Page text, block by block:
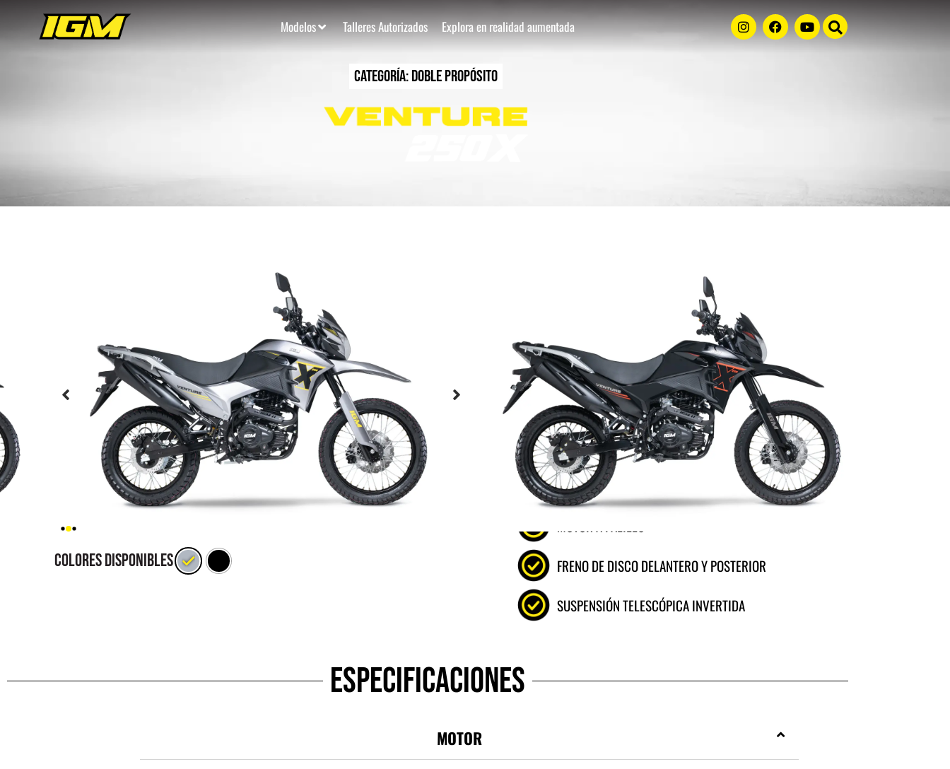
Modelos Talleres Autorizados Explora en realidad aumentada
Categoría:Doble Propósito
Colores Disponibles
La Venture 250X te invita a desafiar cada camino y sentir la libertad en
su máxima expresión. Con motor 230 cc, arranque eléctrico y
transmisión de 5 velocidades, domina cualquier terreno con total
confianza. Suspensión profesional, frenos de disco y tanque de 12 L te
acompañan en cada aventura,
¡listos para explorar sin límites y conquistar cada ruta!
TABLERO DIGITAL
FRENO DE DISCO DELANTERO Y POSTERIOR
SUSPENSIÓN TELESCÓPICA INVERTIDA
ESPECIFICACIONES
MOTOR